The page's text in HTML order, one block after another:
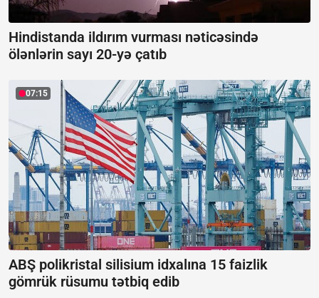
Hindistanda ildırım vurması nəticəsində
ölənlərin sayı 20-yə çatıb
07:15
ABŞ polikristal silisium idxalına 15 faizlik
gömrük rüsumu tətbiq edib